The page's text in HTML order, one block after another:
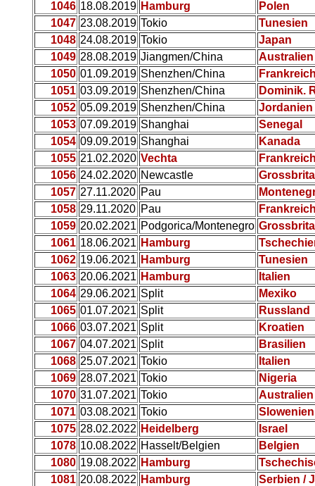
1046 18.08.2019 Hamburg
Polen
1047 23.08.2019 Tokio
Tunesien
1048 24.08.2019 Tokio
Japan
1049 28.08.2019 Jiangmen/China
Australien
1050 01.09.2019 Shenzhen/China
1051 03.09.2019 Shenzhen/China
Dominik.
1052 05.09.2019 Shenzhen/China
Jordanien
1053 07.09.2019 Shanghai
Senegal
1054 09.09.2019 Shanghai
Kanada
1055 21.02.2020 Vechta
1056 24.02.2020 Newcastle
1057 27.11.2020 Pau
1058 29.11.2020 Pau
1059 20.02.2021 Podgorica/Montenegro
1061 18.06.2021 Hamburg
1062 19.06.2021 Hamburg
Tunesien
1063 20.06.2021 Hamburg
Italien
1064 29.06.2021 Split
Mexiko
1065 01.07.2021 Split
Russland
1066 03.07.2021 Split
Kroatien
1067 04.07.2021 Split
Brasilien
1068 25.07.2021 Tokio
Italien
1069 28.07.2021 Tokio
Nigeria
1070 31.07.2021 Tokio
Australien
1071 03.08.2021 Tokio
Slowenien
1075 28.02.2022 Heidelberg
Israel
1078 10.08.2022 Hasselt/Belgien
Belgien
1080 19.08.2022 Hamburg
1081 20.08.2022 Hamburg
Serbien /